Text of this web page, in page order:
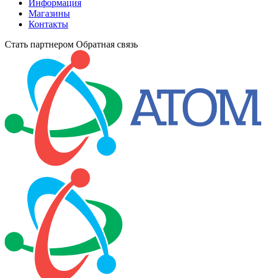
Информация
Магазины
Контакты
Стать партнером Обратная связь